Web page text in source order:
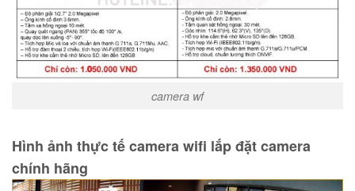
camera wf
Hình ảnh thực tế camera wifi lắp đặt camera
chính hãng